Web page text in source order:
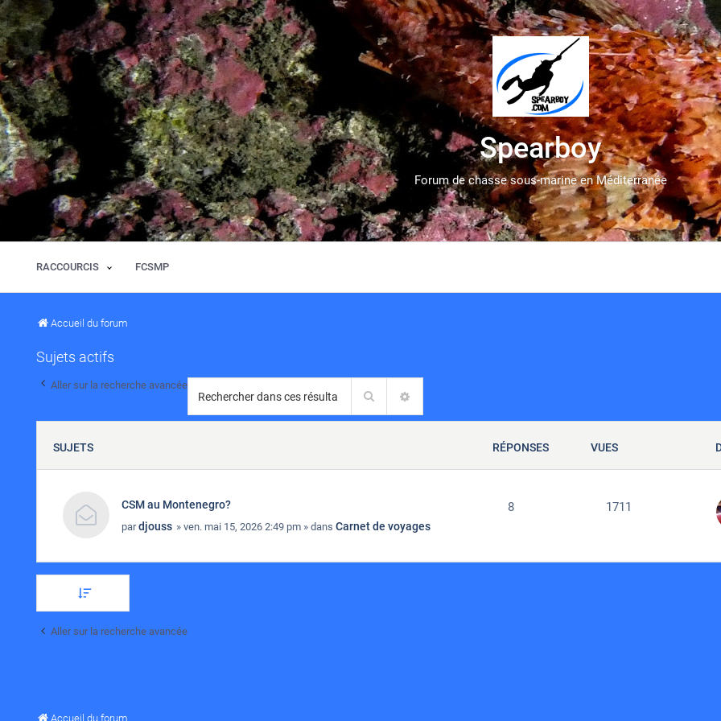
Spearboy
Forum de chasse sous-marine en Méditerranée
RACCOURCIS FCSMP
Accueil du forum
Sujets actifs
Aller sur la recherche avancée
Rechercher
SUJETS RÉPONSES VUES
CSM au Montenegro?
pardjouss » ven. mai 15, 2026 2:49 pm » dans Carnet de voyages
8 1711
Aller sur la recherche avancée
Accueil du forum